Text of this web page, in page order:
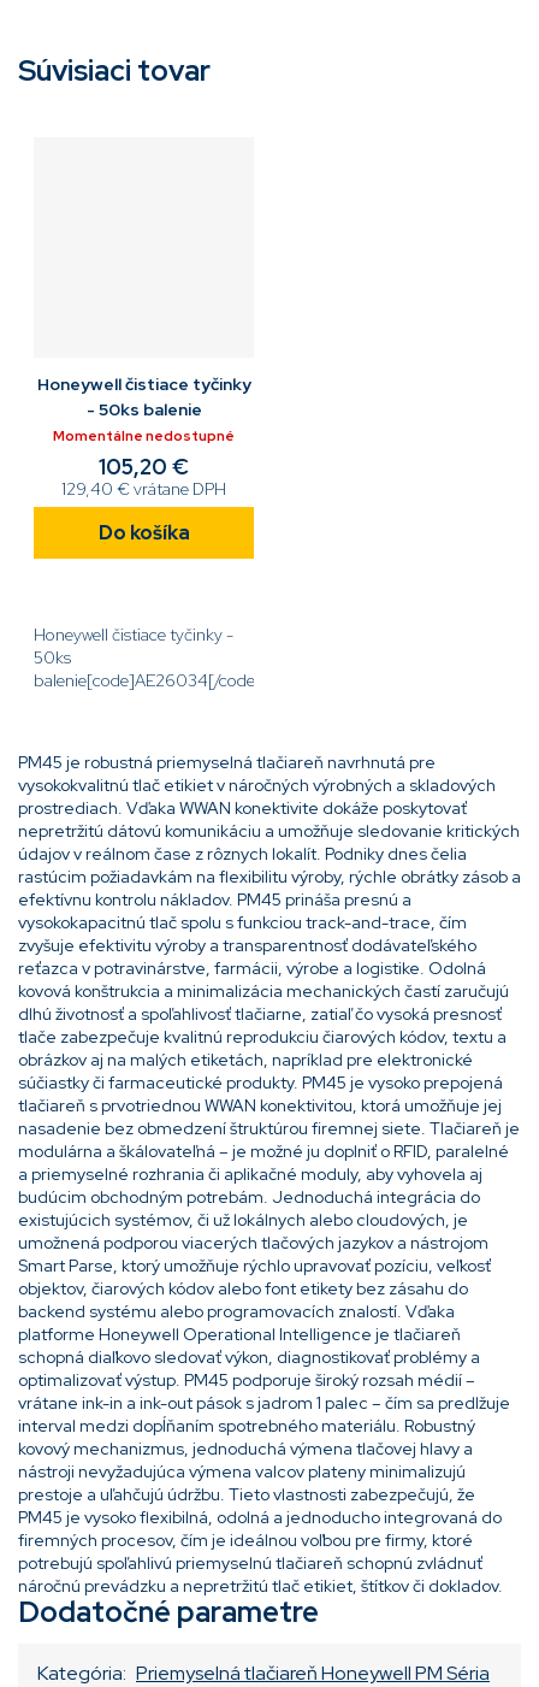
Súvisiaci tovar
Honeywell čistiace tyčinky
- 50ks balenie
Momentálne nedostupné
129,40 € vrátane DPH
105,20 €
Do košíka
Honeywell čistiace tyčinky -
50ks
balenie[code]AE26034[/code]
PM45 je robustná priemyselná tlačiareň navrhnutá pre
vysokokvalitnú tlač etikiet v náročných výrobných a skladových
prostrediach. Vďaka WWAN konektivite dokáže poskytovať
nepretržitú dátovú komunikáciu a umožňuje sledovanie kritických
údajov v reálnom čase z rôznych lokalít. Podniky dnes čelia
rastúcim požiadavkám na flexibilitu výroby, rýchle obrátky zásob a
efektívnu kontrolu nákladov. PM45 prináša presnú a
vysokokapacitnú tlač spolu s funkciou track-and-trace, čím
zvyšuje efektivitu výroby a transparentnosť dodávateľského
reťazca v potravinárstve, farmácii, výrobe a logistike. Odolná
kovová konštrukcia a minimalizácia mechanických častí zaručujú
dlhú životnosť a spoľahlivosť tlačiarne, zatiaľ čo vysoká presnosť
tlače zabezpečuje kvalitnú reprodukciu čiarových kódov, textu a
obrázkov aj na malých etiketách, napríklad pre elektronické
súčiastky či farmaceutické produkty. PM45 je vysoko prepojená
tlačiareň s prvotriednou WWAN konektivitou, ktorá umožňuje jej
nasadenie bez obmedzení štruktúrou firemnej siete. Tlačiareň je
modulárna a škálovateľná – je možné ju doplniť o RFID, paralelné
a priemyselné rozhrania či aplikačné moduly, aby vyhovela aj
budúcim obchodným potrebám. Jednoduchá integrácia do
existujúcich systémov, či už lokálnych alebo cloudových, je
umožnená podporou viacerých tlačových jazykov a nástrojom
Smart Parse, ktorý umožňuje rýchlo upravovať pozíciu, veľkosť
objektov, čiarových kódov alebo font etikety bez zásahu do
backend systému alebo programovacích znalostí. Vďaka
platforme Honeywell Operational Intelligence je tlačiareň
schopná diaľkovo sledovať výkon, diagnostikovať problémy a
optimalizovať výstup. PM45 podporuje široký rozsah médií –
vrátane ink-in a ink-out pások s jadrom 1 palec – čím sa predlžuje
interval medzi dopĺňaním spotrebného materiálu. Robustný
kovový mechanizmus, jednoduchá výmena tlačovej hlavy a
nástroji nevyžadujúca výmena valcov plateny minimalizujú
prestoje a uľahčujú údržbu. Tieto vlastnosti zabezpečujú, že
PM45 je vysoko flexibilná, odolná a jednoducho integrovaná do
firemných procesov, čím je ideálnou voľbou pre firmy, ktoré
potrebujú spoľahlivú priemyselnú tlačiareň schopnú zvládnuť
náročnú prevádzku a nepretržitú tlač etikiet, štítkov či dokladov.
Dodatočné parametre
Kategória: Priemyselná tlačiareň Honeywell PM Séria